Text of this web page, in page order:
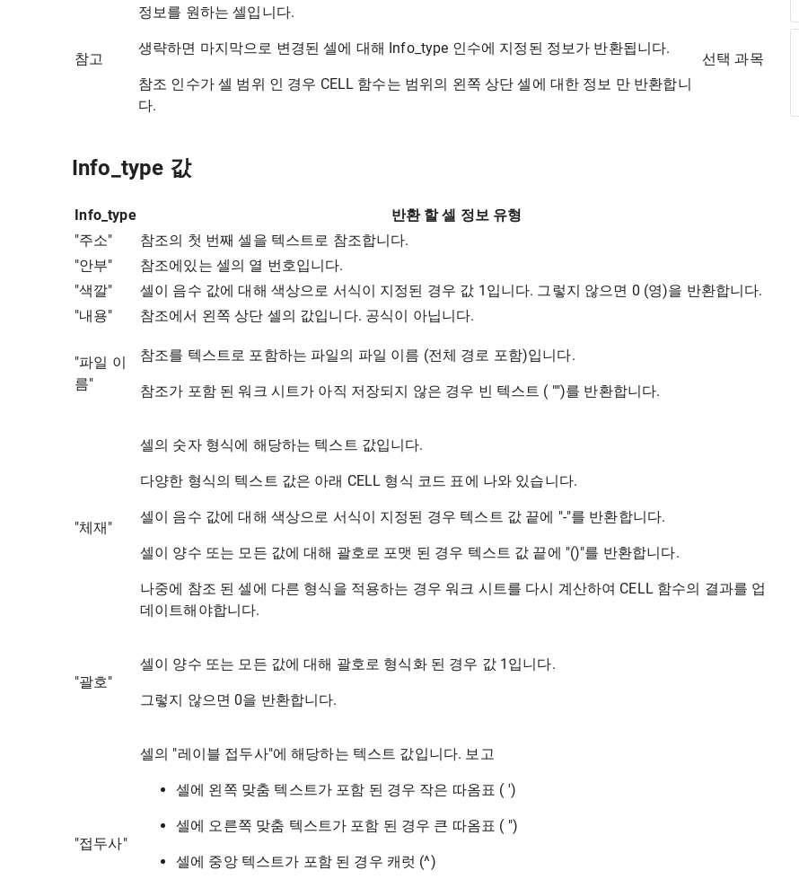
참고
정보를 원하는 셀입니다.
생략하면 마지막으로 변경된 셀에 대해 Info_type 인수에 지정된 정보가 반환됩니다.
참조 인수가 셀 범위 인 경우 CELL 함수는 범위의 왼쪽 상단 셀에 대한 정보 만 반환합니
다.
선택 과목
Info_type 값
Info_type
반환 할 셀 정보 유형
"주소"
참조의 첫 번째 셀을 텍스트로 참조합니다.
"안부"
참조에있는 셀의 열 번호입니다.
"색깔"
셀이 음수 값에 대해 색상으로 서식이 지정된 경우 값 1입니다. 그렇지 않으면 0 (영)을 반환합니다.
"내용"
참조에서 왼쪽 상단 셀의 값입니다. 공식이 아닙니다.
"파일 이
름"
참조를 텍스트로 포함하는 파일의 파일 이름 (전체 경로 포함)입니다.
참조가 포함 된 워크 시트가 아직 저장되지 않은 경우 빈 텍스트 ( "")를 반환합니다.
"체재"
셀의 숫자 형식에 해당하는 텍스트 값입니다.
다양한 형식의 텍스트 값은 아래 CELL 형식 코드 표에 나와 있습니다.
셀이 음수 값에 대해 색상으로 서식이 지정된 경우 텍스트 값 끝에 "-"를 반환합니다.
셀이 양수 또는 모든 값에 대해 괄호로 포맷 된 경우 텍스트 값 끝에 "()"를 반환합니다.
나중에 참조 된 셀에 다른 형식을 적용하는 경우 워크 시트를 다시 계산하여 CELL 함수의 결과를 업
데이트해야합니다.
"괄호"
셀이 양수 또는 모든 값에 대해 괄호로 형식화 된 경우 값 1입니다.
그렇지 않으면 0을 반환합니다.
"접두사"
셀의 "레이블 접두사"에 해당하는 텍스트 값입니다. 보고
셀에 왼쪽 맞춤 텍스트가 포함 된 경우 작은 따옴표 ( ')
셀에 오른쪽 맞춤 텍스트가 포함 된 경우 큰 따옴표 ( ")
셀에 중앙 텍스트가 포함 된 경우 캐럿 (^)